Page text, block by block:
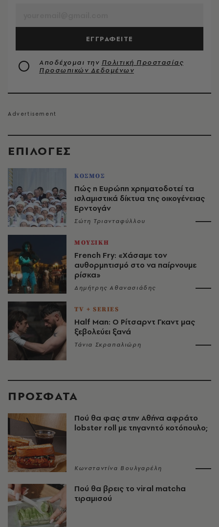
EΠΙΛΟΓΈΣ
ΚΟΣΜΟΣ
Πώς η Ευρώπη χρηματοδοτεί τα
ισλαμιστικά δίκτυα της οικογένειας
Ερντογάν
Σώτη Τριανταφύλλου
ΜΟΥΣΙΚΗ
French Fry: «Χάσαμε τον
αυθορμητισμό στο να παίρνουμε
ρίσκα»
Δημήτρης Αθανασιάδης
TV + SERIES
Half Man: Ο Ρίτσαρντ Γκαντ μας
ξεβολεύει ξανά
Τάνια Σκραπαλιώρη
ΕΓΓΡΑΦΕΙΤΕ
Αποδέχομαι την Πολιτική Προστασίας
Προσωπικών Δεδομένων
ΠΡΟΣΦΑΤΑ
Πού θα φας στην Αθήνα αφράτο
lobster roll με τηγανητό κοτόπουλο;
Κωνσταντίνα Βουλγαρέλη
Πού θα βρεις το viral matcha
τιραμισού